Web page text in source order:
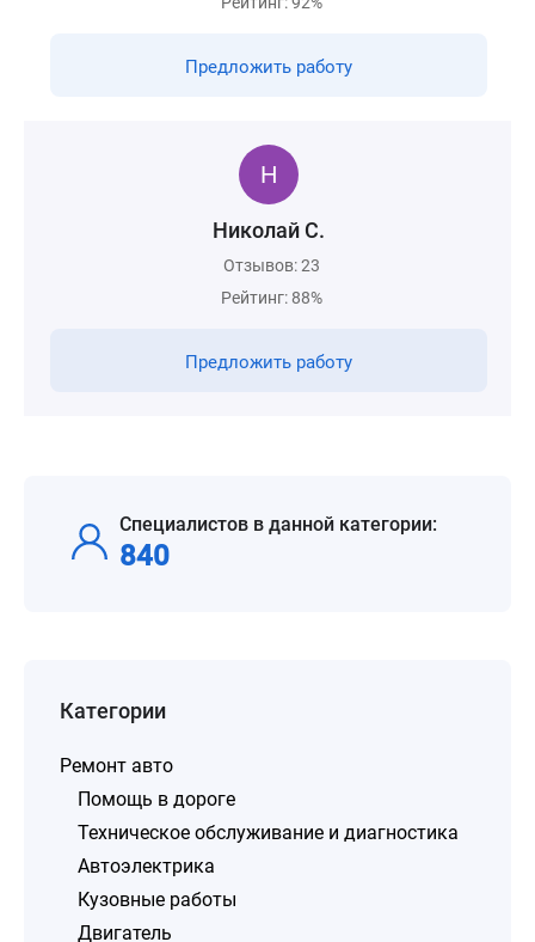
Предложить работу
Николай С.
Отзывов: 23
Рейтинг: 88%
Предложить работу
Специалистов в данной категории:
840
Категории
Ремонт авто
Помощь в дороге
Техническое обслуживание и диагностика
Автоэлектрика
Кузовные работы
Двигатель